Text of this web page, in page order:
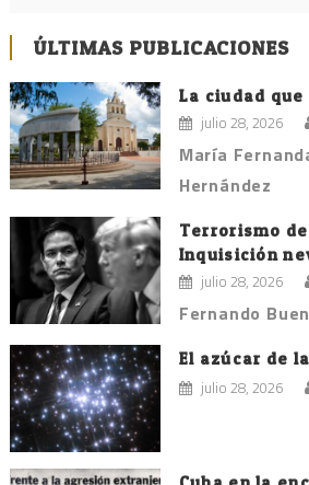
ÚLTIMAS PUBLICACIONES
La ciudad
julio 28, 2026
María
Hernández
Terrorismo
Inquisición
julio 28, 2026
Fernando
El azúcar de
julio 28, 2026